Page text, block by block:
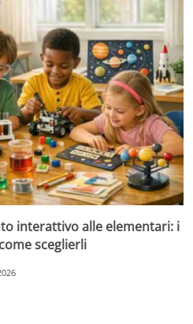
interattivo alle elementari: i
sceglierli